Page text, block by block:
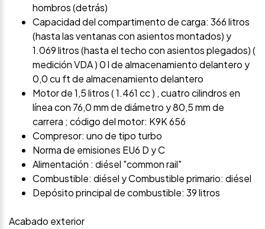
hombros (detrás)
Capacidad del compartimento de carga: 366 litros
(hasta las ventanas con asientos montados) y
1.069 litros (hasta el techo con asientos plegados) (
medición VDA ) 0 l de almacenamiento delantero y
0,0 cu ft de almacenamiento delantero
Motor de 1,5 litros ( 1.461 cc ) , cuatro cilindros en
línea con 76,0 mm de diámetro y 80,5 mm de
carrera ; código del motor: K9K 656
Compresor: uno de tipo turbo
Norma de emisiones EU6 D y C
Alimentación : diésel "common rail"
Combustible: diésel y Combustible primario: diésel
Depósito principal de combustible: 39 litros
Acabado exterior